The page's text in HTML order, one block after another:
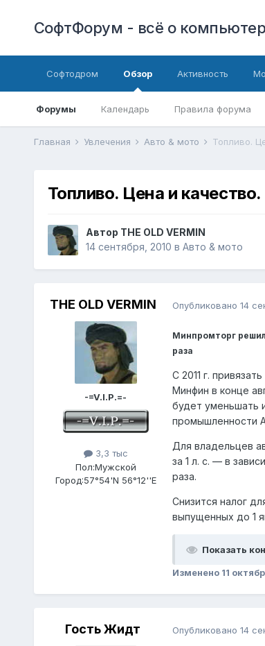
СофтФорум - всё о
Софтодром Обзор
Форумы Календарь Правила форума
Активность
Главная Увлечения Авто & мото Топливо.
Топливо. Цена и качество.
Автор THE OLD VERMIN
14 сентября, 2010 в Авто & мото
THE OLD VERMIN
-=V.I.P.=-
3,3 тыс
Пол:Мужской
Город:57°54'N 56°12''E
Опубликовано 14
Минпромторг
раза
С 2011 г.
Минфин в конце
будет уменьшать
промышленности
Для владельцев
за 1 л. с. — в
раза.
Снизится налог
выпущенных до 1
Показать
Изменено 11
Гость Жидт Опубликовано 14